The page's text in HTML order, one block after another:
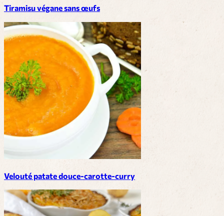
Tiramisu végane sans œufs
Velouté patate douce-carotte-curry